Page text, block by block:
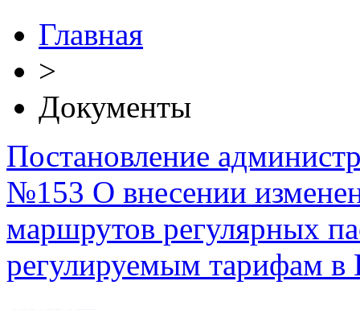
Главная
>
Документы
Постановление
№153 О внесении
маршрутов регулярных
регулируемым тарифам в